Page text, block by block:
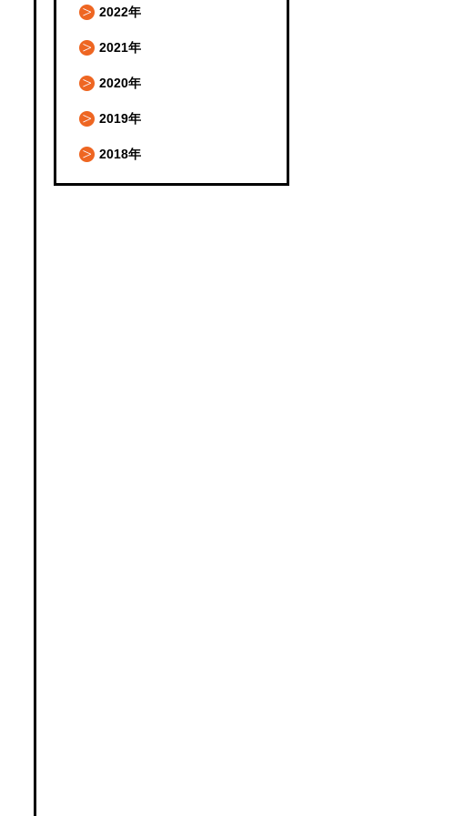
2022年
2021年
2020年
2019年
2018年